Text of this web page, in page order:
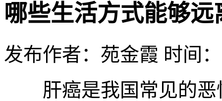
哪些生活方式能够远
发布作者：苑金霞 时间
肝癌是我国常见的恶